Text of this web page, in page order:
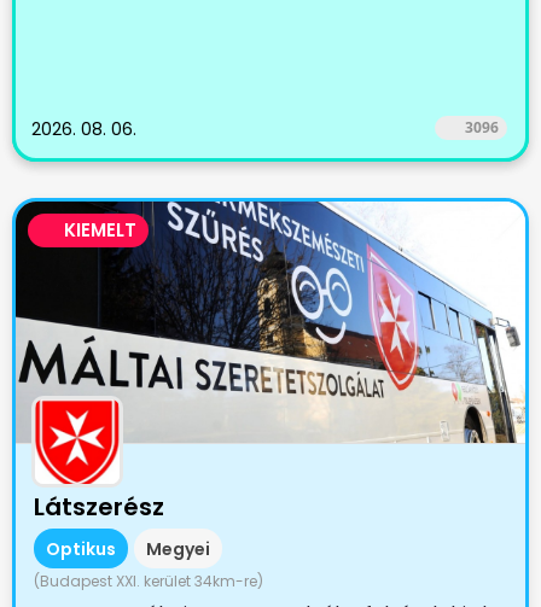
2026. 08. 06. 3096
KIEMELT
Látszerész
Optikus Megyei
(Budapest XXI. kerület 34km-re)